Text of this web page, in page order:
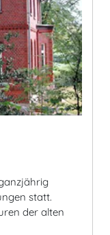
statt.
der alten